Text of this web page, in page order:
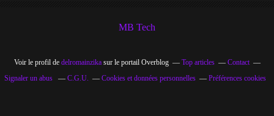
MB Tech
Voir le profil de delromainzikasur le portail Overblog Top articles
Contact
Signaler un abus
C.G.U. Cookies et données personnelles Préférences cookies